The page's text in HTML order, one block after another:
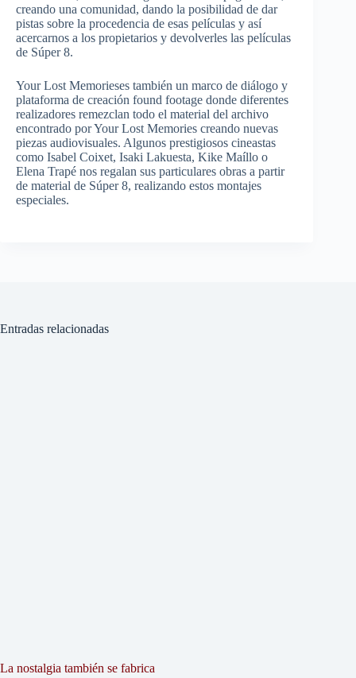
creando una comunidad, dando la posibilidad de dar
pistas sobre la procedencia de esas películas y así
acercarnos a los propietarios y devolverles las películas
de Súper 8.
Your Lost Memorieses también un marco de diálogo y
plataforma de creación found footage donde diferentes
realizadores remezclan todo el material del archivo
encontrado por Your Lost Memories creando nuevas
piezas audiovisuales. Algunos prestigiosos cineastas
como Isabel Coixet, Isaki Lakuesta, Kike Maíllo o
Elena Trapé nos regalan sus particulares obras a partir
de material de Súper 8, realizando estos montajes
especiales.
Entradas relacionadas
La nostalgia también se fabrica